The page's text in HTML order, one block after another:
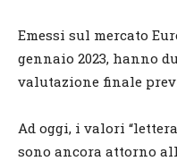
Emessi sul mercato
gennaio 2023, hanno
valutazione finale
Ad oggi, i valori
sono ancora attorno